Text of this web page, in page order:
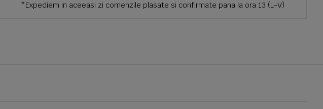
*Expediem in aceeasi zi comenzile plasate si confirmate pana la ora 13 (L-V)